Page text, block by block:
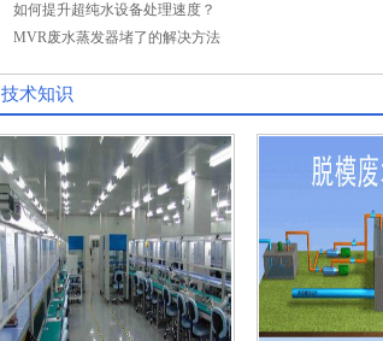
如何提升超纯水设备处理速度？
MVR废水蒸发器堵了的解决方法
技术知识